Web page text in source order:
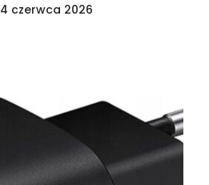
4 czerwca 2026